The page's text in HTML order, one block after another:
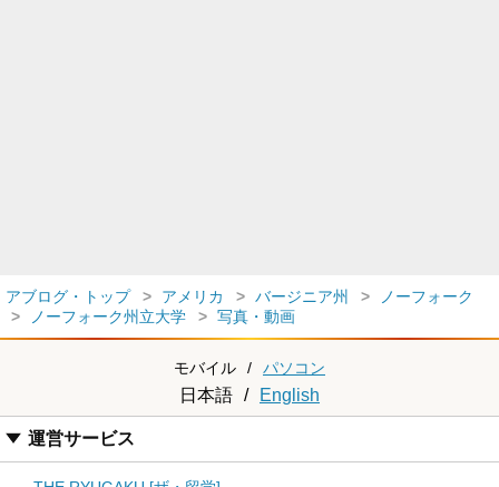
アブログ・トップ アメリカ バージニア州
ノーフォーク
ノーフォーク州立大学
写真・動画
モバイル / パソコン
日本語 / English
運営サービス